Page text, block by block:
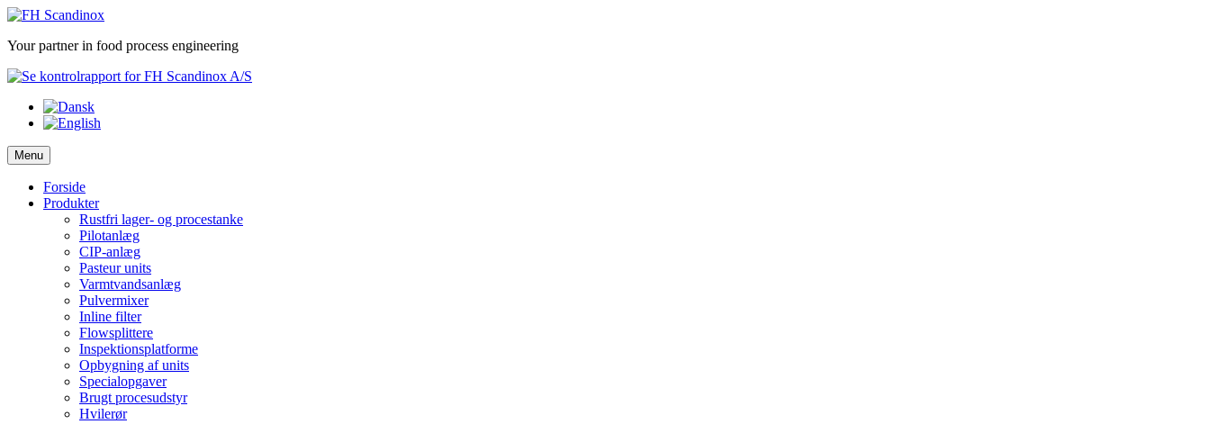
Skip
content
Your partner in food process engineering
Menu
Forside
Produkter
Rustfri lager- og procestanke
Pilotanlæg
CIP-anlæg
Pasteur units
Varmtvandsanlæg
Pulvermixer
Inline filter
Flowsplittere
Inspektionsplatforme
Opbygning af units
Specialopgaver
Brugt procesudstyr
Hvilerør